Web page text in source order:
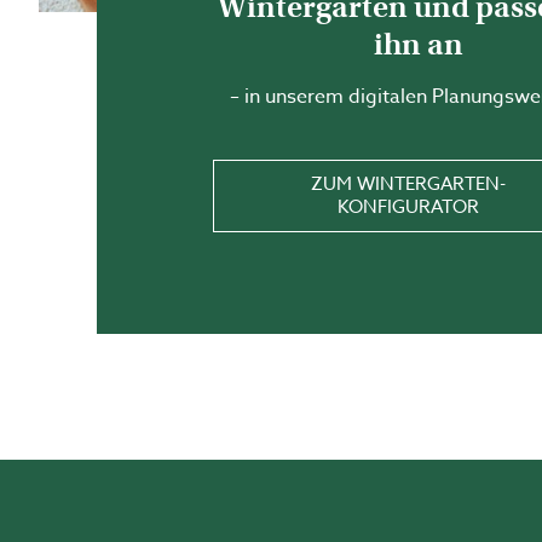
kalten Tagen.
Satteldach (nicht isoliert):
zeitloser Gestaltung.
PLANEN SIE
Mit unserem
ihn an
– in unserem digitalen
ZUM WINTERGARTEN-
KONFIGURATOR